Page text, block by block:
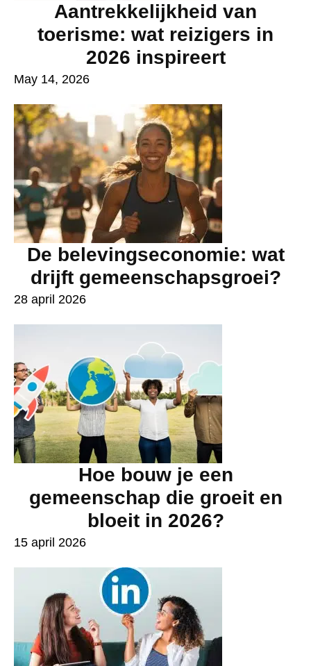
Aantrekkelijkheid van
toerisme: wat reizigers in
2026 inspireert
May 14, 2026
De belevingseconomie: wat
drijft gemeenschapsgroei?
28 april 2026
Hoe bouw je een
gemeenschap die groeit en
bloeit in 2026?
15 april 2026